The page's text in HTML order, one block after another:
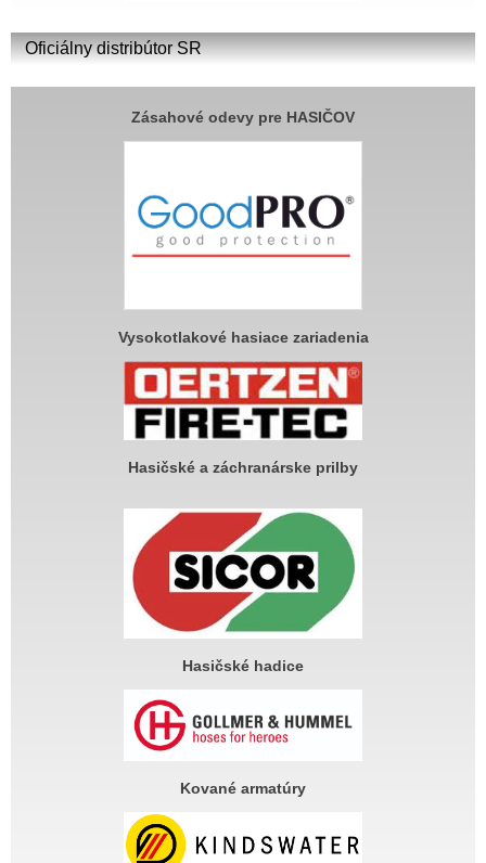
Oficiálny distribútor SR
Zásahové odevy pre HASIČOV
Vysokotlakové hasiace zariadenia
Hasičské a záchranárske prilby
Hasičské hadice
Kované armatúry